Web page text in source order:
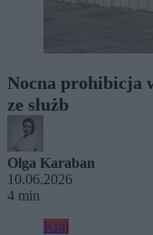
Nocna prohibicja
ze służb
Olga Karaban
10.06.2026
4 min
Kraj